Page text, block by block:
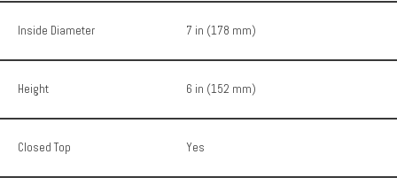
Inside Diameter 7 in (178 mm)
Height 6 in (152 mm)
Closed Top Yes